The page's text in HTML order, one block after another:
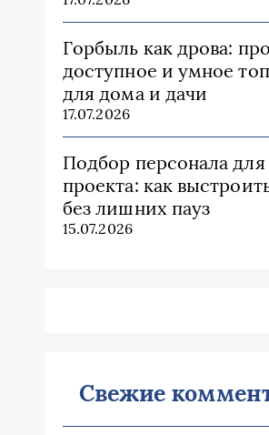
Горбыль как дрова:
доступное и умное
для дома и дачи
17.07.2026
Подбор персонала для
проекта: как
без лишних пауз
15.07.2026
Свежие